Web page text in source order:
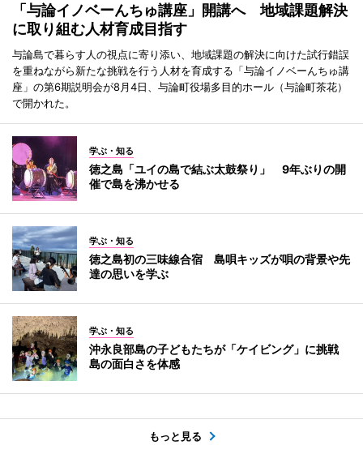
「与論イノベーんちゅ講座」開講へ 地域課題解決
に取り組む人材育成目指す
与論島で暮らす人の視点に寄り添い、地域課題の解決に向けた試行錯誤
を重ねながら新たな挑戦を行う人材を育成する「与論イノベーんちゅ講
座」の第6期説明会が8月4日、与論町役場多目的ホール（与論町茶花）
で開かれた。
学ぶ・知る
徳之島「ユイの島で結ぶ太鼓祭り」 9年ぶりの開
催で島を沸かせる
学ぶ・知る
徳之島初の三味線合宿 島唄キッズが唄の背景や先
達の思いを学ぶ
学ぶ・知る
沖永良部島の子どもたちが「ケイビング」に挑戦
島の面白さを体感
もっと見る